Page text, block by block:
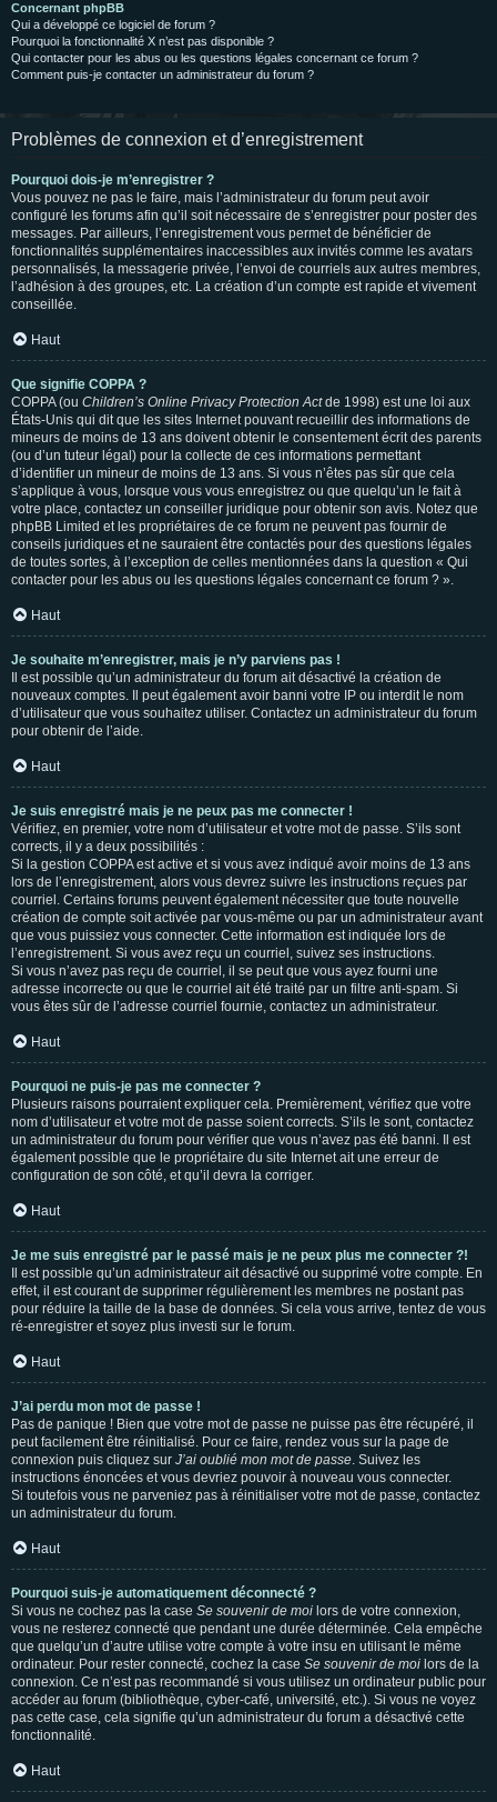
Concernant phpBB
Qui a développé ce logiciel de forum ?
Pourquoi la fonctionnalité X n’est pas disponible ?
Qui contacter pour les abus ou les questions légales concernant ce forum ?
Comment puis-je contacter un administrateur du forum ?
Problèmes de connexion et d’enregistrement
Pourquoi dois-je m’enregistrer ?
Vous pouvez ne pas le faire, mais l’administrateur du forum peut avoir
configuré les forums afin qu’il soit nécessaire de s’enregistrer pour poster des
messages. Par ailleurs, l’enregistrement vous permet de bénéficier de
fonctionnalités supplémentaires inaccessibles aux invités comme les avatars
personnalisés, la messagerie privée, l’envoi de courriels aux autres membres,
l’adhésion à des groupes, etc. La création d’un compte est rapide et vivement
conseillée.
Haut
Que signifie COPPA ?
COPPA (ou Children’s Online Privacy Protection Actde 1998) est une loi aux
États-Unis qui dit que les sites Internet pouvant recueillir des informations de
mineurs de moins de 13 ans doivent obtenir le consentement écrit des parents
(ou d’un tuteur légal) pour la collecte de ces informations permettant
d’identifier un mineur de moins de 13 ans. Si vous n’êtes pas sûr que cela
s’applique à vous, lorsque vous vous enregistrez ou que quelqu’un le fait à
votre place, contactez un conseiller juridique pour obtenir son avis. Notez que
phpBB Limited et les propriétaires de ce forum ne peuvent pas fournir de
conseils juridiques et ne sauraient être contactés pour des questions légales
de toutes sortes, à l’exception de celles mentionnées dans la question « Qui
contacter pour les abus ou les questions légales concernant ce forum ? ».
Haut
Je souhaite m’enregistrer, mais je n’y parviens pas !
Il est possible qu’un administrateur du forum ait désactivé la création de
nouveaux comptes. Il peut également avoir banni votre IP ou interdit le nom
d’utilisateur que vous souhaitez utiliser. Contactez un administrateur du forum
pour obtenir de l’aide.
Haut
Je suis enregistré mais je ne peux pas me connecter !
Vérifiez, en premier, votre nom d’utilisateur et votre mot de passe. S’ils sont
corrects, il y a deux possibilités :
Si la gestion COPPA est active et si vous avez indiqué avoir moins de 13 ans
lors de l’enregistrement, alors vous devrez suivre les instructions reçues par
courriel. Certains forums peuvent également nécessiter que toute nouvelle
création de compte soit activée par vous-même ou par un administrateur avant
que vous puissiez vous connecter. Cette information est indiquée lors de
l’enregistrement. Si vous avez reçu un courriel, suivez ses instructions.
Si vous n’avez pas reçu de courriel, il se peut que vous ayez fourni une
adresse incorrecte ou que le courriel ait été traité par un filtre anti-spam. Si
vous êtes sûr de l’adresse courriel fournie, contactez un administrateur.
Haut
Pourquoi ne puis-je pas me connecter ?
Plusieurs raisons pourraient expliquer cela. Premièrement, vérifiez que votre
nom d’utilisateur et votre mot de passe soient corrects. S’ils le sont, contactez
un administrateur du forum pour vérifier que vous n’avez pas été banni. Il est
également possible que le propriétaire du site Internet ait une erreur de
configuration de son côté, et qu’il devra la corriger.
Haut
Je me suis enregistré par le passé mais je ne peux plus me connecter ?!
Il est possible qu’un administrateur ait désactivé ou supprimé votre compte. En
effet, il est courant de supprimer régulièrement les membres ne postant pas
pour réduire la taille de la base de données. Si cela vous arrive, tentez de vous
ré-enregistrer et soyez plus investi sur le forum.
Haut
J’ai perdu mon mot de passe !
Pas de panique ! Bien que votre mot de passe ne puisse pas être récupéré, il
peut facilement être réinitialisé. Pour ce faire, rendez vous sur la page de
connexion puis cliquez sur J’ai oublié mon mot de passe. Suivez les
instructions énoncées et vous devriez pouvoir à nouveau vous connecter.
Si toutefois vous ne parveniez pas à réinitialiser votre mot de passe, contactez
un administrateur du forum.
Haut
Pourquoi suis-je automatiquement déconnecté ?
Si vous ne cochez pas la case Se souvenir de moi lors de votre connexion,
vous ne resterez connecté que pendant une durée déterminée. Cela empêche
que quelqu’un d’autre utilise votre compte à votre insu en utilisant le même
ordinateur. Pour rester connecté, cochez la case Se souvenir de moi lors de la
connexion. Ce n’est pas recommandé si vous utilisez un ordinateur public pour
accéder au forum (bibliothèque, cyber-café, université, etc.). Si vous ne voyez
pas cette case, cela signifie qu’un administrateur du forum a désactivé cette
fonctionnalité.
Haut